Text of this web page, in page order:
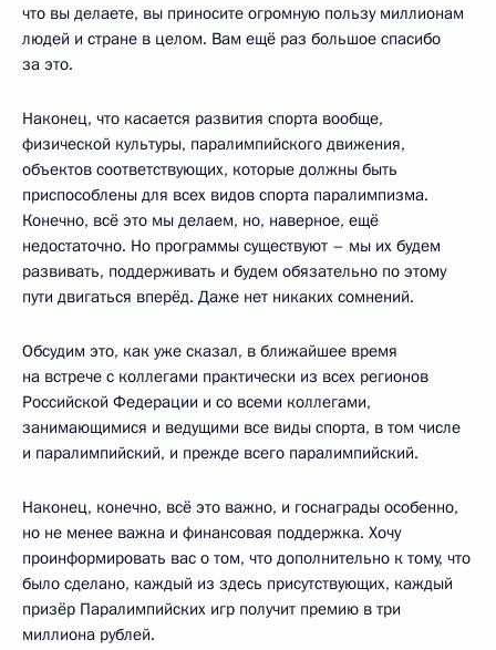
что вы делаете, вы приносите огромную пользу миллионам
людей и стране в целом. Вам ещё раз большое спасибо
за это.
Наконец, что касается развития спорта вообще,
физической культуры, паралимпийского движения,
объектов соответствующих, которые должны быть
приспособлены для всех видов спорта паралимпизма.
Конечно, всё это мы делаем, но, наверное, ещё
недостаточно. Но программы существуют – мы их будем
развивать, поддерживать и будем обязательно по этому
пути двигаться вперёд. Даже нет никаких сомнений.
Обсудим это, как уже сказал, в ближайшее время
на встрече с коллегами практически из всех регионов
Российской Федерации и со всеми коллегами,
занимающимися и ведущими все виды спорта, в том числе
и паралимпийский, и прежде всего паралимпийский.
Наконец, конечно, всё это важно, и госнаграды особенно,
но не менее важна и финансовая поддержка. Хочу
проинформировать вас о том, что дополнительно к тому, что
было сделано, каждый из здесь присутствующих, каждый
призёр Паралимпийских игр получит премию в три
миллиона рублей.